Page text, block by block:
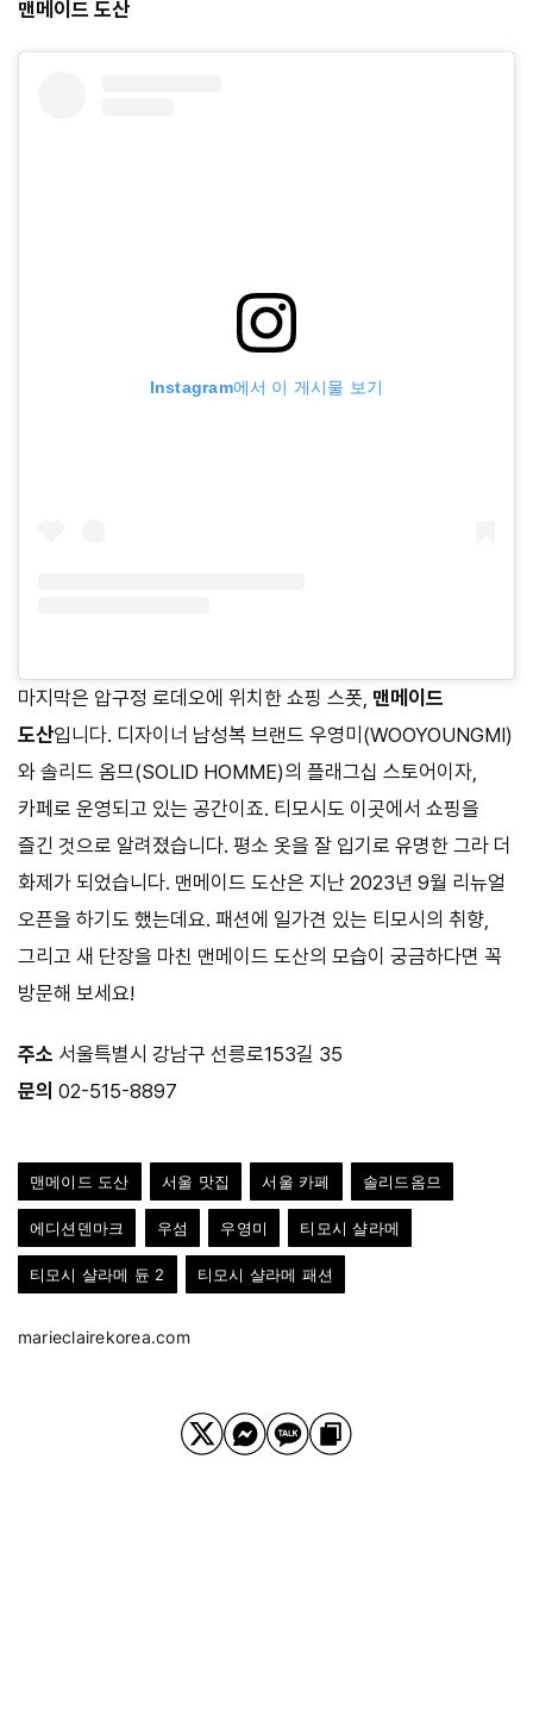
맨메이드 도산
Instagram에서 이 게시물 보기
마지막은 압구정 로데오에 위치한 쇼핑 스폿, 맨메이드
도산입니다. 디자이너 남성복 브랜드 우영미(WOOYOUNGMI)
와 솔리드 옴므(SOLID HOMME)의 플래그십 스토어이자,
카페로 운영되고 있는 공간이죠. 티모시도 이곳에서 쇼핑을
즐긴 것으로 알려졌습니다. 평소 옷을 잘 입기로 유명한 그라 더
화제가 되었습니다. 맨메이드 도산은 지난 2023년 9월 리뉴얼
오픈을 하기도 했는데요. 패션에 일가견 있는 티모시의 취향,
그리고 새 단장을 마친 맨메이드 도산의 모습이 궁금하다면 꼭
방문해 보세요!
주소 서울특별시 강남구 선릉로153길 35
문의 02-515-8897
맨메이드 도산 서울 맛집 서울 카페 솔리드옴므
에디션덴마크 우섬 우영미 티모시 샬라메
티모시 샬라메 듄 2 티모시 샬라메 패션
marieclairekorea.com